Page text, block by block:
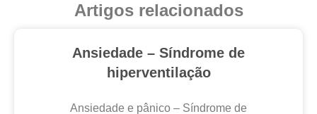
Artigos relacionados
Ansiedade – Síndrome de
hiperventilação
Ansiedade e pânico – Síndrome de